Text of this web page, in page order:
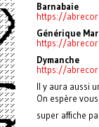
Barnabaie
https://
Générique
https://
Dymanche
https://
Il y aura aussi
On espère
super affiche